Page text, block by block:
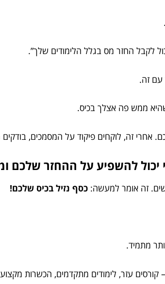
לקבל החזר מס בגלל הלימודים שלך”.
עם זה.
ממש פה אצלך בכיס.
אחרי זה, לוקחים פיקוד על המסמכים,
זה אומר למעשה: כסף נזיל בכיס שלכם!
מתמיד.
קורסים עזר, לימודים מתקדמים, הכשרות